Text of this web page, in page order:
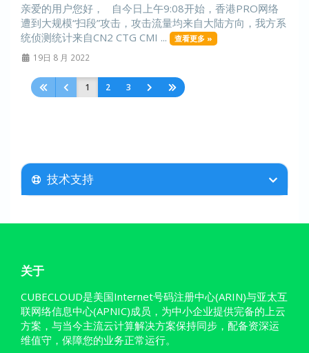
亲爱的用户您好， 自今日上午9:08开始，香港PRO网络
遭到大规模“扫段”攻击，攻击流量均来自大陆方向，我方系
统侦测统计来自CN2 CTG CMI ...
查看更多 »
19日 8 月 2022
1 2 3
技术支持
关于
CUBECLOUD是美国Internet号码注册中心(ARIN)与亚太互
联网络信息中心(APNIC)成员，为中小企业提供完备的上云
方案，与当今主流云计算解决方案保持同步，配备资深运
维值守，保障您的业务正常运行。